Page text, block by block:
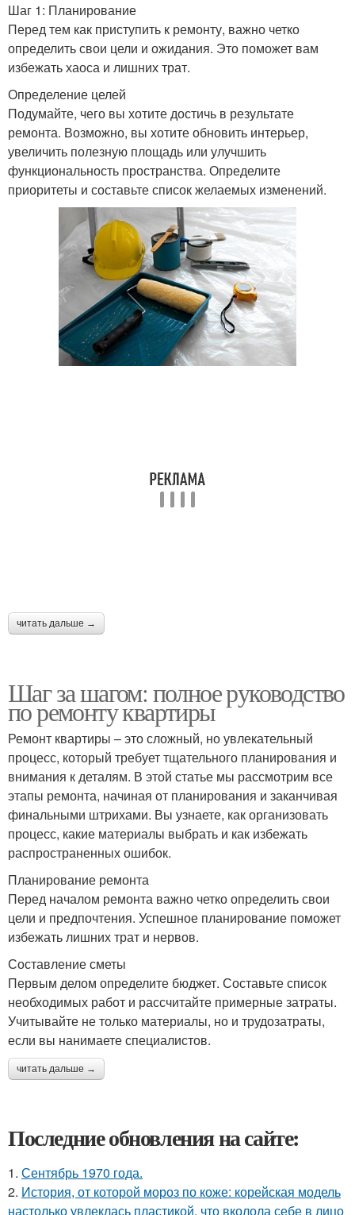
Шаг 1: Планирование
Перед тем как приступить к ремонту, важно четко
определить свои цели и ожидания. Это поможет вам
избежать хаоса и лишних трат.
Определение целей
Подумайте, чего вы хотите достичь в результате
ремонта. Возможно, вы хотите обновить интерьер,
увеличить полезную площадь или улучшить
функциональность пространства. Определите
приоритеты и составьте список желаемых изменений.
читать дальше →
Шаг за шагом: полное руководство
по ремонту квартиры
Ремонт квартиры – это сложный, но увлекательный
процесс, который требует тщательного планирования и
внимания к деталям. В этой статье мы рассмотрим все
этапы ремонта, начиная от планирования и заканчивая
финальными штрихами. Вы узнаете, как организовать
процесс, какие материалы выбрать и как избежать
распространенных ошибок.
Планирование ремонта
Перед началом ремонта важно четко определить свои
цели и предпочтения. Успешное планирование поможет
избежать лишних трат и нервов.
Составление сметы
Первым делом определите бюджет. Составьте список
необходимых работ и рассчитайте примерные затраты.
Учитывайте не только материалы, но и трудозатраты,
если вы нанимаете специалистов.
читать дальше →
Последние обновления на сайте:
1. Сентябрь 1970 года.
2. История, от которой мороз по коже: корейская модель
настолько увлеклась пластикой, что вколола себе в лицо